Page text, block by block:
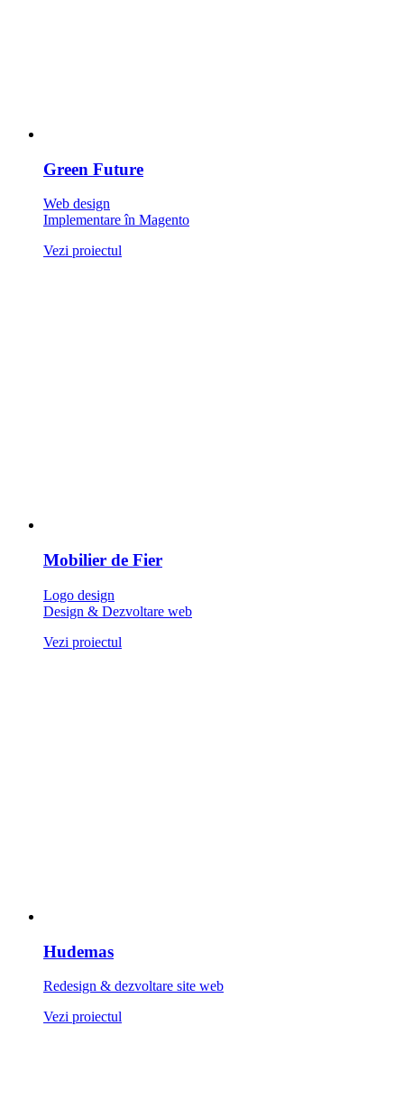
Green Future
Web design
Implementare în Magento
Vezi proiectul
Mobilier de Fier
Logo design
Design & Dezvoltare web
Vezi proiectul
Hudemas
Redesign & dezvoltare site web
Vezi proiectul